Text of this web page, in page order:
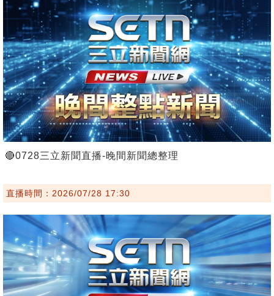
🔴0728三立新聞直播-晚間新聞總整理
直播時間：2026/07/28 17:30